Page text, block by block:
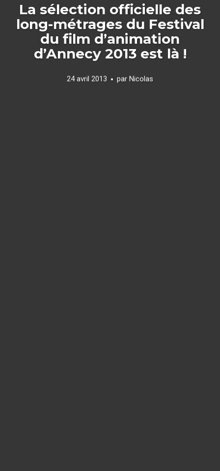
La sélection officielle des
long-métrages du Festival
du film d’animation
d’Annecy 2013 est là !
24 avril 2013 par Nicolas